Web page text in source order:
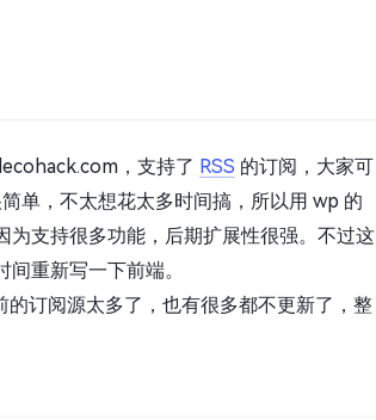
，支持了 RSS 的订阅，大家可
单，不太想花太多时间搞，所以用 wp 的
支持很多功能，后期扩展性很强。不过这
重新写一下前端。
的订阅源太多了，也有很多都不更新了，整